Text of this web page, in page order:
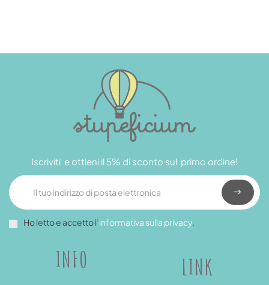
INFO LINK
Iscriviti e ottieni il 5% di sconto sul primo ordine!
Ho letto e accetto l’informativa sulla privacy.